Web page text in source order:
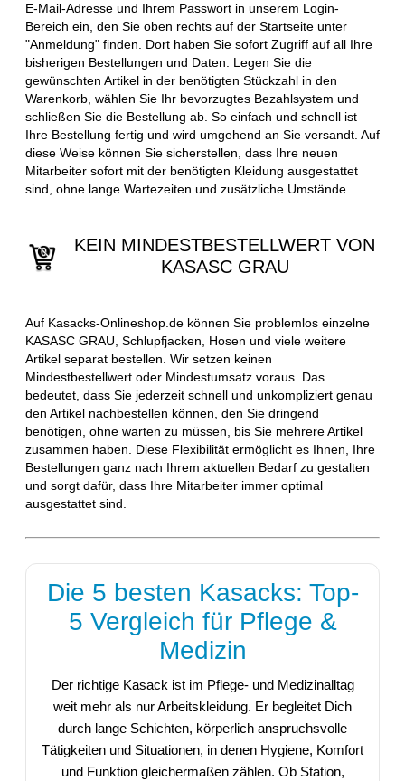
E-Mail-Adresse und Ihrem Passwort in unserem Login-
Bereich ein, den Sie oben rechts auf der Startseite unter
"Anmeldung" finden. Dort haben Sie sofort Zugriff auf all Ihre
bisherigen Bestellungen und Daten. Legen Sie die
gewünschten Artikel in der benötigten Stückzahl in den
Warenkorb, wählen Sie Ihr bevorzugtes Bezahlsystem und
schließen Sie die Bestellung ab. So einfach und schnell ist
Ihre Bestellung fertig und wird umgehend an Sie versandt. Auf
diese Weise können Sie sicherstellen, dass Ihre neuen
Mitarbeiter sofort mit der benötigten Kleidung ausgestattet
sind, ohne lange Wartezeiten und zusätzliche Umstände.
KEIN MINDESTBESTELLWERT VON
KASASC GRAU
Auf Kasacks-Onlineshop.de können Sie problemlos einzelne
KASASC GRAU, Schlupfjacken, Hosen und viele weitere
Artikel separat bestellen. Wir setzen keinen
Mindestbestellwert oder Mindestumsatz voraus. Das
bedeutet, dass Sie jederzeit schnell und unkompliziert genau
den Artikel nachbestellen können, den Sie dringend
benötigen, ohne warten zu müssen, bis Sie mehrere Artikel
zusammen haben. Diese Flexibilität ermöglicht es Ihnen, Ihre
Bestellungen ganz nach Ihrem aktuellen Bedarf zu gestalten
und sorgt dafür, dass Ihre Mitarbeiter immer optimal
ausgestattet sind.
Die 5 besten Kasacks: Top-
5 Vergleich für Pflege &
Medizin
Der richtige Kasack ist im Pflege- und Medizinalltag
weit mehr als nur Arbeitskleidung. Er begleitet Dich
durch lange Schichten, körperlich anspruchsvolle
Tätigkeiten und Situationen, in denen Hygiene, Komfort
und Funktion gleichermaßen zählen. Ob Station,